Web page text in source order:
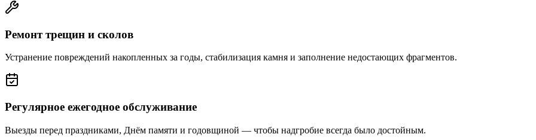
Ремонт трещин и сколов
Устранение повреждений накопленных за годы, стабилизация камня и заполнение недостающих фрагментов.
Регулярное ежегодное обслуживание
Выезды перед праздниками, Днём памяти и годовщиной — чтобы надгробие всегда было достойным.